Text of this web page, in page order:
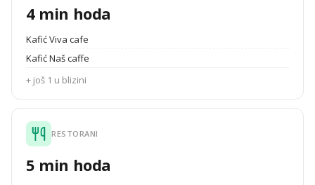
4 min hoda
Kafić Viva cafe
Kafić Naš caffe
+ još 1 u blizini
RESTORANI
5 min hoda